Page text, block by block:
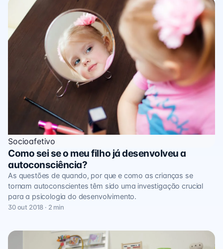
Socioafetivo
Como sei se o meu filho já desenvolveu a
autoconsciência?
As questões de quando, por que e como as crianças se
tornam autoconscientes têm sido uma investigação crucial
para a psicologia do desenvolvimento.
30 out 2018 · 2 min